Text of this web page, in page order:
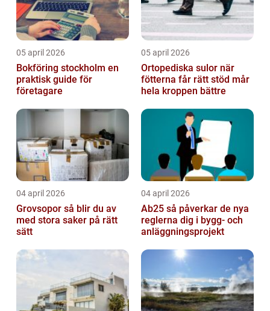
05 april 2026
Bokföring stockholm en
praktisk guide för
företagare
05 april 2026
Ortopediska sulor när
fötterna får rätt stöd mår
hela kroppen bättre
04 april 2026
Grovsopor så blir du av
med stora saker på rätt
sätt
04 april 2026
Ab25 så påverkar de nya
reglerna dig i bygg- och
anläggningsprojekt